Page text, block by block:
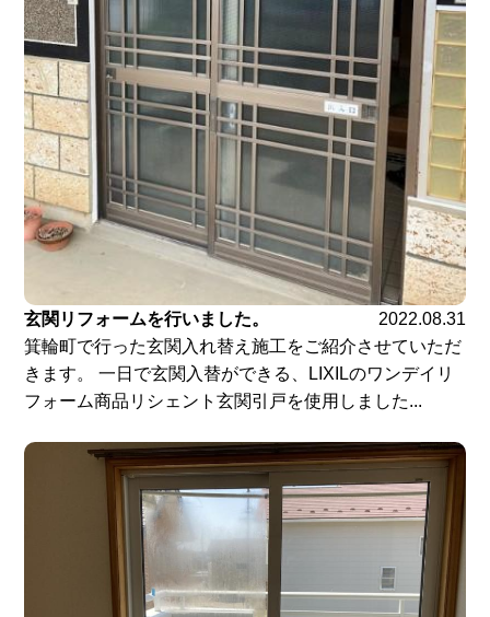
玄関リフォームを行いました。
2022.08.31
箕輪町で行った玄関入れ替え施工をご紹介させていただ
きます。 一日で玄関入替ができる、LIXILのワンデイリ
フォーム商品リシェント玄関引戸を使用しました...